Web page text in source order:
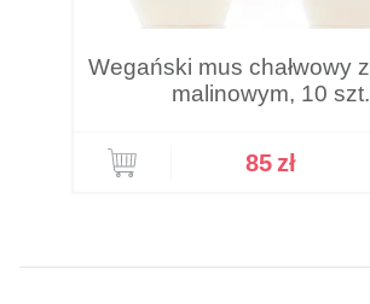
Wegański mus chałwowy
malinowym, 10 szt.
85zł